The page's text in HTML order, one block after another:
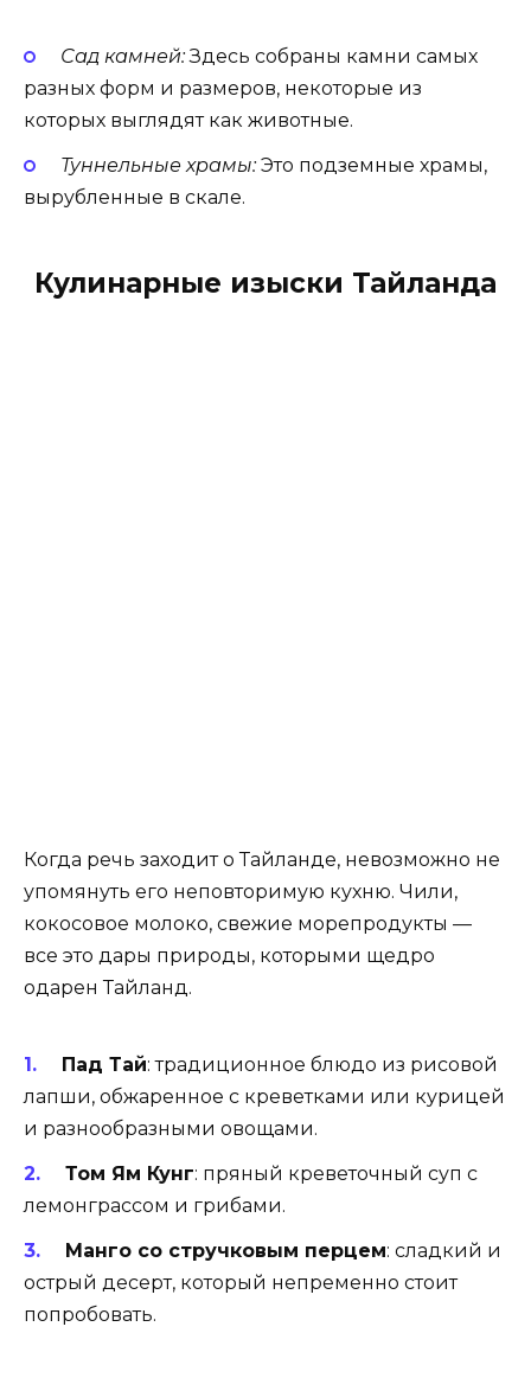
Сад камней:Здесь собраны камни самых
разных форм и размеров, некоторые из
которых выглядят как животные.
Туннельные храмы:Это подземные храмы,
вырубленные в скале.
Кулинарные изыски Тайланда
Когда речь заходит о Тайланде, невозможно не
упомянуть его неповторимую кухню. Чили,
кокосовое молоко, свежие морепродукты —
все это дары природы, которыми щедро
одарен Тайланд.
Пад Тай: традиционное блюдо из рисовой
лапши, обжаренное с креветками или курицей
и разнообразными овощами.
Том Ям Кунг: пряный креветочный суп с
лемонграссом и грибами.
Манго со стручковым перцем: сладкий и
острый десерт, который непременно стоит
попробовать.